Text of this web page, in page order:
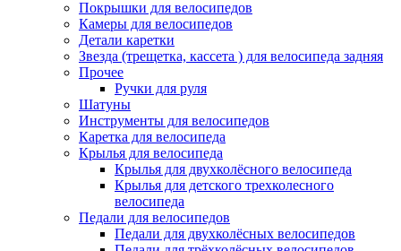
Покрышки для велосипедов
Камеры для велосипедов
Детали каретки
Звезда (трещетка, кассета ) для велосипеда задняя
Прочее
Ручки для руля
Шатуны
Инструменты для велосипедов
Каретка для велосипеда
Крылья для велосипеда
Крылья для двухколёсного велосипеда
Крылья для детского трехколесного
велосипеда
Педали для велосипедов
Педали для двухколёсных велосипедов